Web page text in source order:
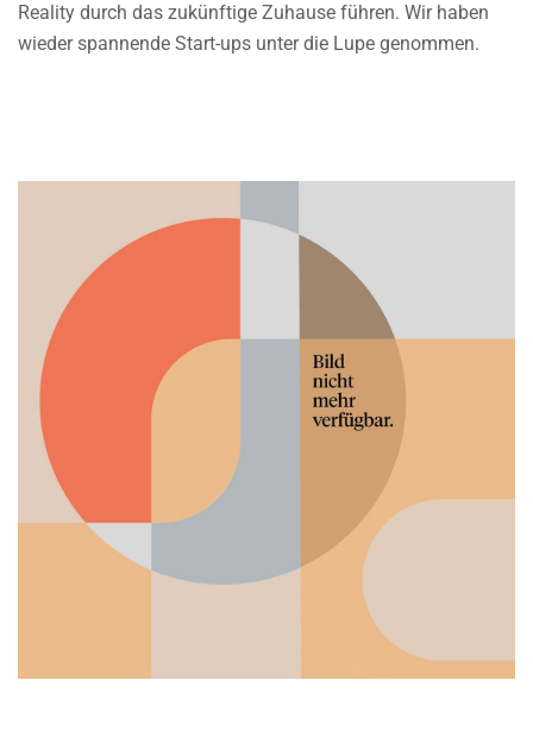
Reality durch das zukünftige Zuhause führen. Wir haben
wieder spannende Start-ups unter die Lupe genommen.